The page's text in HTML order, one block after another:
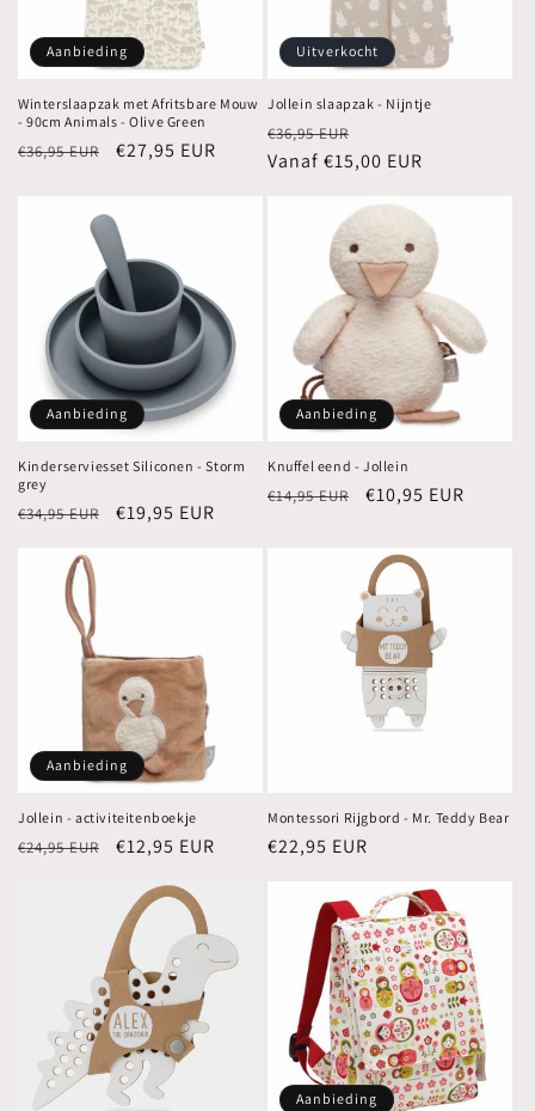
Aanbieding
Winterslaapzak met Afritsbare Mouw
- 90cm Animals - Olive Green
Normale
€36,95 EUR Aanbiedingsprijs
€27,95 EUR
Uitverkocht
Jollein slaapzak - Nijntje
Normale
prijs
€36,95 EUR
Vanaf €15,00 EUR
Aanbieding
Kinderserviesset Siliconen - Storm
grey
Normale
€34,95 EUR Aanbiedingsprijs
€19,95 EUR
Aanbieding
Knuffel eend - Jollein
Normale
€14,95 EUR Aanbiedingsprijs
€10,95 EUR
Aanbieding
Jollein - activiteitenboekje
Normale
€24,95 EUR Aanbiedingsprijs
€12,95 EUR
Montessori Rijgbord - Mr. Teddy Bear
Normale
€22,95 EUR
Aanbieding